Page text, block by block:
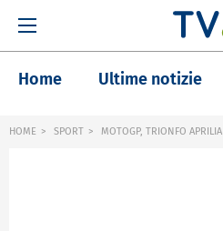
Home Ultime notizie
HOME SPORT MOTOGP, TRIONFO APRILIA